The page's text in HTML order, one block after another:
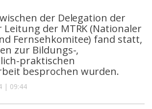
der Delegation der
Leitung der MTRK (Nationaler
Fernsehkomitee) fand statt,
zur Bildungs-,
praktischen
besprochen wurden.
| 09:44